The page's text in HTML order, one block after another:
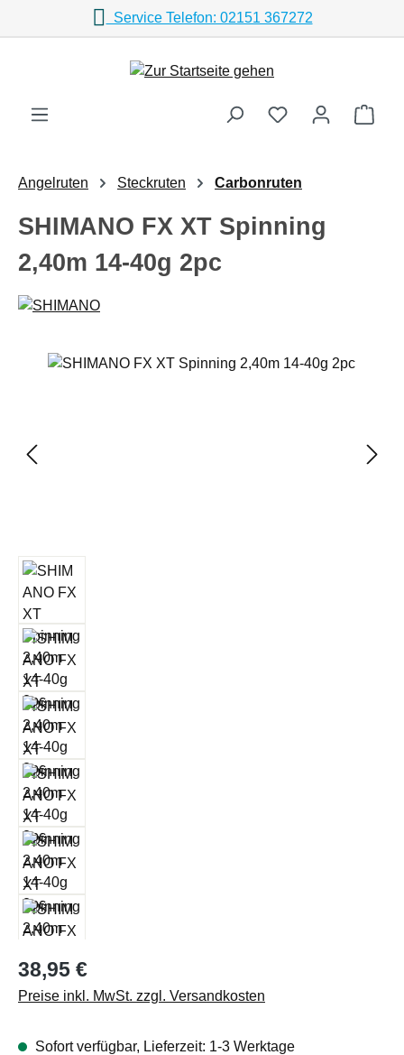
Zum Hauptinhalt springenService Telefon: 02151 367272
Angelruten Steckruten Carbonruten
SHIMANO FX XT Spinning
2,40m 14-40g 2pc
Bildergalerie überspringen
Regulärer Preis:
38,95 €
Preise inkl. MwSt. zzgl. Versandkosten
Sofort verfügbar, Lieferzeit: 1-3 Werktage